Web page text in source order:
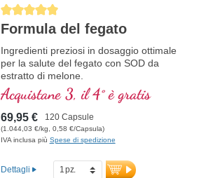
Average rating of 5 out of 5 stars
Formula del fegato
Ingredienti preziosi in dosaggio ottimale
per la salute del fegato con SOD da
estratto di melone.
Acquistane 3, il 4° è gratis
69,95 € 120 Capsule
(1.044,03 €/kg, 0,58 €/Capsula)
IVA inclusa più Spese di spedizione
Dettagli